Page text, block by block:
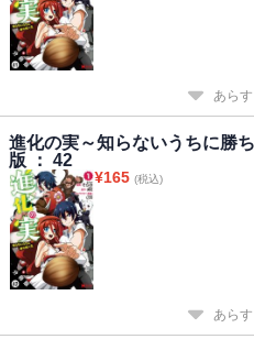
あら
進化の実～知らないうちに勝
版 ： 42
¥165 (税込)
あら